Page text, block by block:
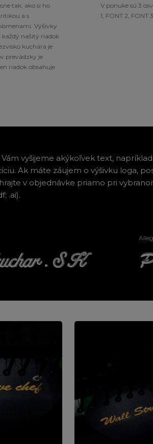
tak, ako si ho
a s
Výšivky
každý našitý riadok
kuchára je
prevádzky je
riadok obsahuje
V ponuke sú 3
1, FONT 2, FONT 3.
vyšijeme akýkoľvek text,
Ak máte záujem o výšivku loga,
v objednávke priamo pri
.ai).